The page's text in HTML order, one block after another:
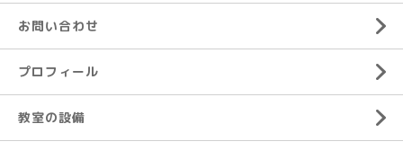
お問い合わせ
プロフィール
教室の設備